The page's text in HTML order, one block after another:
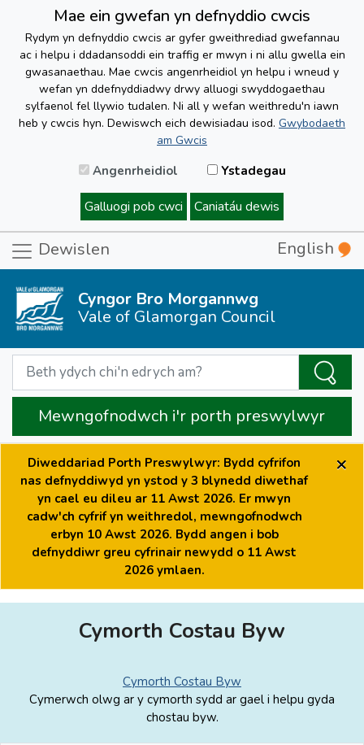
Mae ein gwefan yn defnyddio cwcis
Rydym yn defnyddio cwcis ar gyfer gweithrediad gwefannau
ac i helpu i ddadansoddi ein traffig er mwyn i ni allu gwella ein
gwasanaethau. Mae cwcis angenrheidiol yn helpu i wneud y
wefan yn ddefnyddiadwy drwy alluogi swyddogaethau
sylfaenol fel llywio tudalen. Ni all y wefan weithredu'n iawn
heb y cwcis hyn. Dewiswch eich dewisiadau isod. Gwybodaeth
am Gwcis
Angenrheidiol Ystadegau
Galluogi pob cwci Caniatáu dewis
Dewislen English
Cyngor Bro Morgannwg
Vale of Glamorgan Council
Mewngofnodwch i'r porth preswylwyr
Diweddariad Porth Preswylwyr: Bydd cyfrifon
nas defnyddiwyd yn ystod y 3 blynedd diwethaf
yn cael eu dileu ar 11 Awst 2026. Er mwyn
cadw'ch cyfrif yn weithredol, mewngofnodwch
erbyn 10 Awst 2026. Bydd angen i bob
defnyddiwr greu cyfrinair newydd o 11 Awst
2026 ymlaen.
×
Cymorth Costau Byw
Cymorth Costau Byw
Cymerwch olwg ar y cymorth sydd ar gael i helpu gyda
chostau byw.